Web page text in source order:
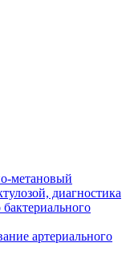
метановый
диагностика
артериального